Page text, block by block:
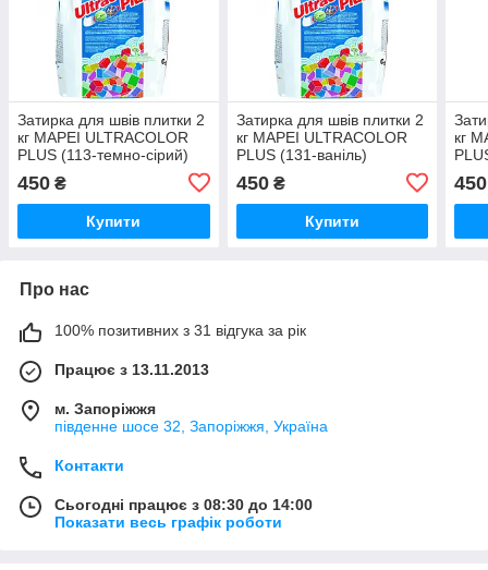
Затирка для швів плитки 2
кг MAPEI ULTRACOLOR
PLUS (113-темно-сірий)
450 ₴
Купити
Затирка для швів плитки 2
кг MAPEI ULTRACOLOR
PLUS (131-ваніль)
450₴
Купити
кг
450
Про нас
100% позитивних з 31 відгука за рік
Працює з 13.11.2013
м. Запоріжжя
південне шосе 32, Запоріжжя, Україна
Контакти
Сьогодні працює з 08:30 до 14:00
Показати весь графік роботи